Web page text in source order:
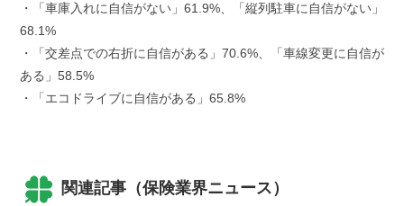
・「車庫入れに自信がない」61.9%、「縦列駐車に自信がない」
68.1%
・「交差点での右折に自信がある」70.6%、「車線変更に自信が
ある」58.5%
・「エコドライブに自信がある」65.8%
関連記事（保険業界ニュース）